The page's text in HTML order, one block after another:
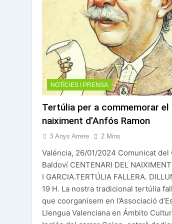
NOTÍCIES I PRENSA
Tertúlia per a commemorar el
naiximent d’Anfós Ramon
3 Anys Arrere 2 Mins
Valéncia, 26/01/2024 Comunicat del
Baldoví CENTENARI DEL NAIXIMENT
I GARCIA.TERTÚLIA FALLERA.
19 H. La nostra tradicional tertúlia
que coorganisem en l’Associació
Llengua Valenciana en Ámbito